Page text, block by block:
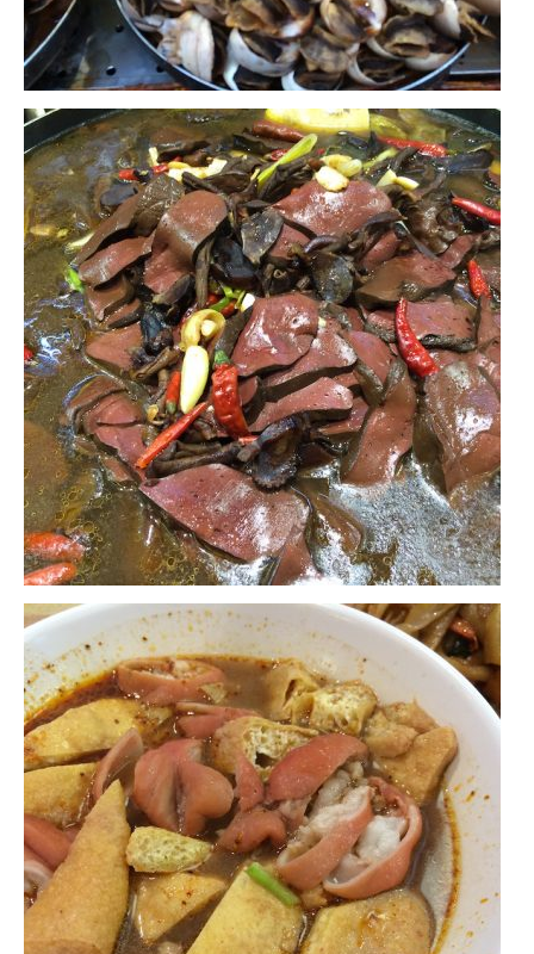
Copenhague
Portugal
Lisbonne
Royaume-Uni
GUIDES FOOD
ALLEMAGNE
– Berlin
– Munich
BOLIVIE
– Sucre
CHILI
CHINE
– Beijing
– Guilin
– Xi’an
CORÉE DU SUD
– Séoul
DANEMARK
– Copenhague
FRANCE